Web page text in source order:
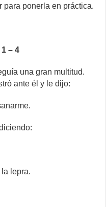
para ponerla en práctica.
– 4
una gran multitud.
ante él y le dijo:
lepra.